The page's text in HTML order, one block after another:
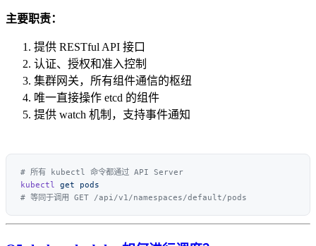
主要职责：
提供 RESTful API 接口
认证、授权和准入控制
集群网关，所有组件通信的枢纽
唯一直接操作 etcd 的组件
提供 watch 机制，支持事件通知
kubectl get